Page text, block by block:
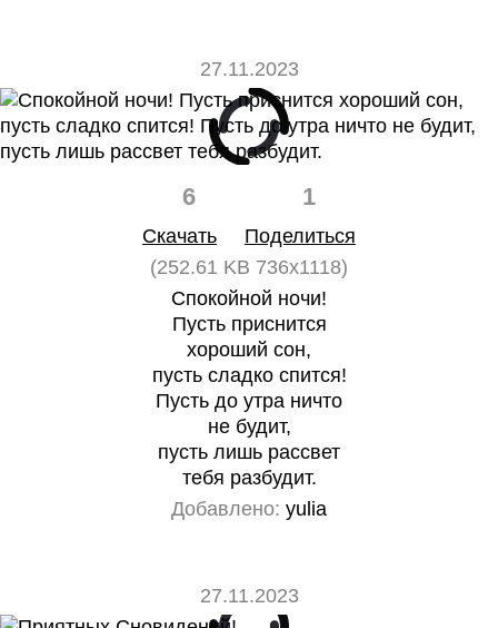
27.11.2023
6 1
Скачать
Поделиться
(252.61 KB 736x1118)
Спокойной ночи!
Пусть приснится
хороший сон,
пусть сладко спится!
Пусть до утра ничто
не будит,
пусть лишь рассвет
тебя разбудит.
Добавлено: yulia
27.11.2023